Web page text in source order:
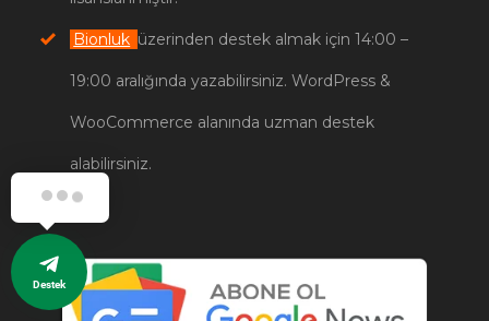
Bionluk üzerinden destek almak için 14:00 –
19:00 aralığında yazabilirsiniz. WordPress &
WooCommerce alanında uzman destek
alabilirsiniz.
Destek